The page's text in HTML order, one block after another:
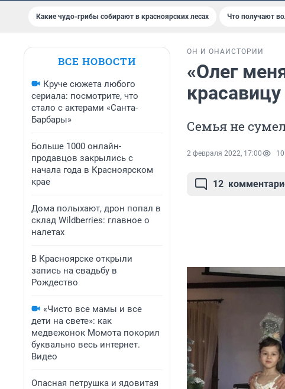
Какие чудо-грибы собирают в красноярских лесах Что получают
ВСЕ НОВОСТИ
Круче сюжета любого
сериала: посмотрите, что
стало с актерами «Санта-
Барбары»
Больше 1000 онлайн-
продавцов закрылись с
начала года в Красноярском
крае
Дома полыхают, дрон попал в
склад Wildberries: главное о
налетах
В Красноярске открыли
запись на свадьбу в
Рождество
«Чисто все мамы и все
дети на свете»: как
медвежонок Момота покорил
буквально весь интернет.
Видео
Опасная петрушка и ядовитая
ОН И ОНА ИСТОРИИ
«Олег
Семья не
2 февраля 2022, 17:00
12